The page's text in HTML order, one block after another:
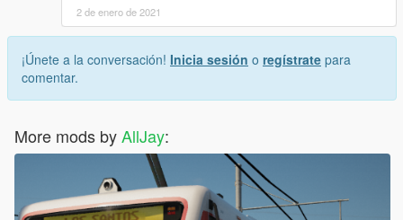
2 de enero de 2021
¡Únete a la conversación! Inicia sesión o regístrate para
comentar.
More mods byAllJay: